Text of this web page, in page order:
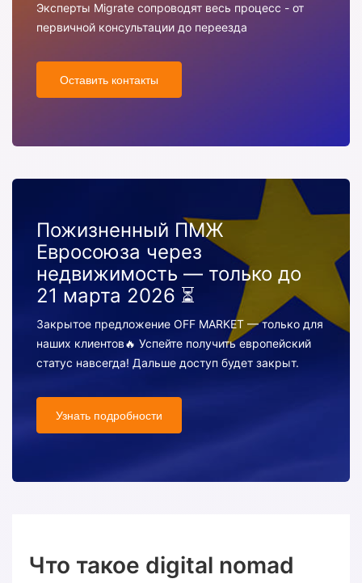
Эксперты Migrate сопроводят весь процесс - от
первичной консультации до переезда
Оставить контакты
Пожизненный ПМЖ
Евросоюза через
недвижимость — только до
21 марта 2026 ⏳
Закрытое предложение OFF MARKET — только для
наших клиентов🔥 Успейте получить европейский
статус навсегда! Дальше доступ будет закрыт.
Узнать подробности
Что такое digital nomad